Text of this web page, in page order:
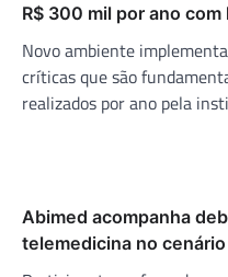
R$ 300 mil por ano
Novo ambiente
críticas que são
realizados por ano pela
Abimed acompanha
telemedicina no